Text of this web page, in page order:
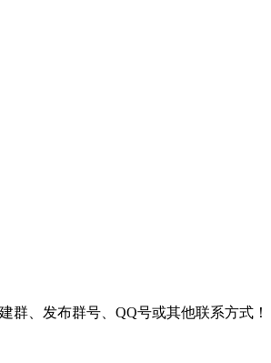
群、发布群号、QQ号或其他联系方式！